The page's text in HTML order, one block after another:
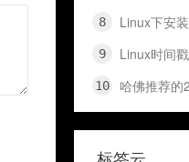
Linux下安
Linux时间
哈佛推荐的